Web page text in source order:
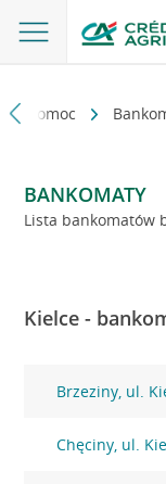
i pomoc
BANKOMATY
Lista bankomatów
Kielce -
Brzeziny, ul.
Chęciny, ul.